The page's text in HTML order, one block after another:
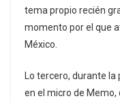
tema propio recién
momento por el que
México.
Lo tercero, durante
en el micro de